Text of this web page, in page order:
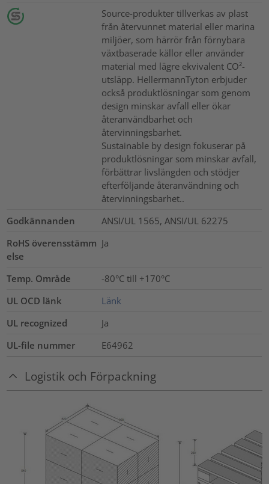
Source-produkter tillverkas av plast
från återvunnet material eller marina
miljöer, som härrör från förnybara
växtbaserade källor eller använder
material med lägre ekvivalent CO²-
utsläpp. HellermannTyton erbjuder
också produktlösningar som genom
design minskar avfall eller ökar
återanvändbarhet och
återvinningsbarhet.
Sustainable by design fokuserar på
produktlösningar som minskar avfall,
förbättrar livslängden och stödjer
efterföljande återanvändning och
återvinningsbarhet..
Godkännanden
ANSI/UL 1565, ANSI/UL 62275
RoHS överensstämm
else
Ja
Temp. Område
-80°C till +170°C
UL OCD länk
Länk
UL recognized
Ja
UL-file nummer
E64962
Logistik och Förpackning